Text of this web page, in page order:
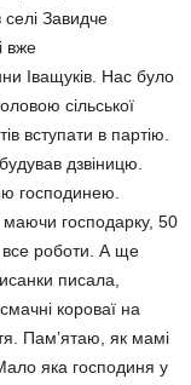
Завидче
вже
Іващуків. Нас було
сільської
вступати в партію.
дзвіницю.
госпо­динею.
господарку, 50
все роботи. А ще
писала,
короваї на
Пам’я­таю, як мамі
яка господиня у